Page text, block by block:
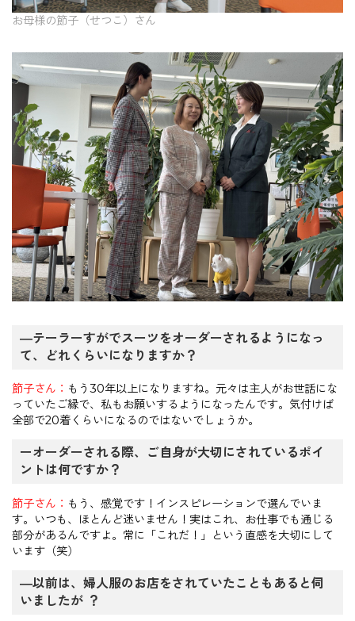
お母様の節子（せつこ）さん
―テーラーすがでスーツをオーダーされるようになっ
て、どれくらいになりますか？
節子さん： もう30年以上になりますね。元々は主人がお世話にな
っていたご縁で、私もお願いするようになったんです。気付けば
全部で20着くらいになるのではないでしょうか。
ーオーダーされる際、ご自身が大切にされているポイ
ントは何ですか？
節子さん： もう、感覚です！インスピレーションで選んでいま
す。いつも、ほとんど迷いません！実はこれ、お仕事でも通じる
部分があるんですよ。常に「これだ！」という直感を大切にして
います（笑）
―以前は、婦人服のお店をされていたこともあると伺
いましたが ？